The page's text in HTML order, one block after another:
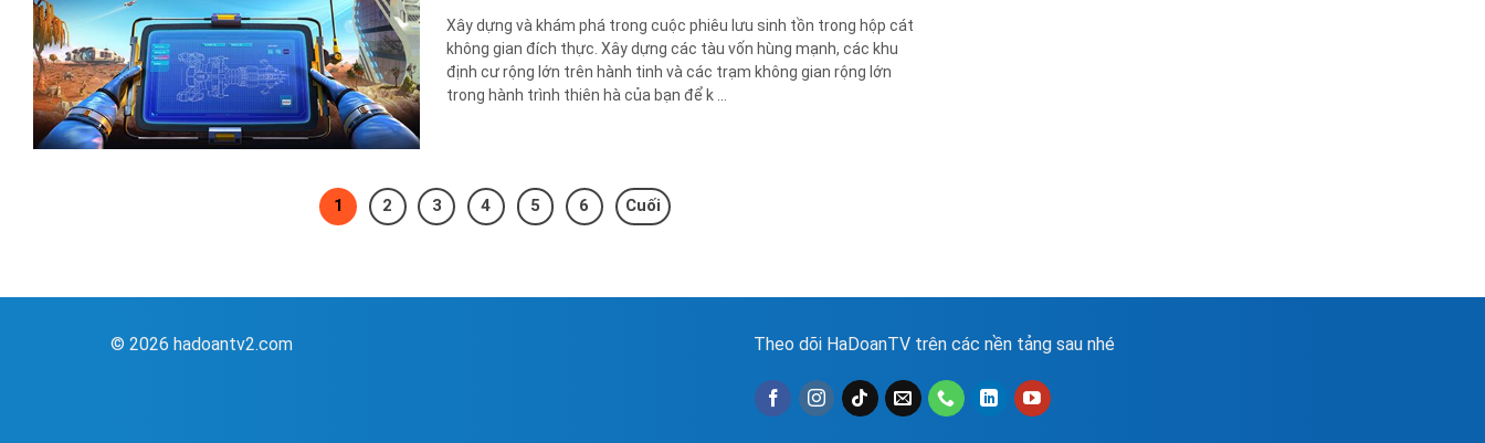
Xây dựng và khám phá trong cuộc phiêu lưu sinh tồn trong hộp cát
không gian đích thực. Xây dựng các tàu vốn hùng mạnh, các khu
định cư rộng lớn trên hành tinh và các trạm không gian rộng lớn
trong hành trình thiên hà của bạn để k ...
1 2 3 4 5 6 Cuối
© 2026 hadoantv2.com Theo dõi HaDoanTV trên các nền tảng sau nhé